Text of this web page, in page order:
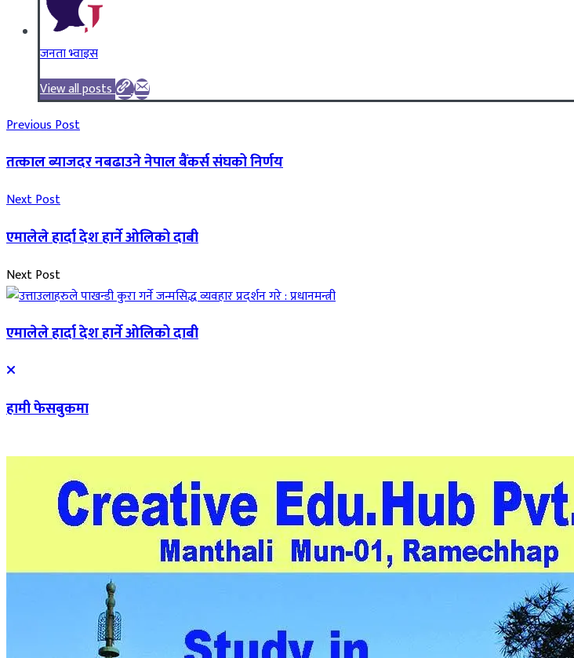
जनता भ्वाइस
View all posts
Previous Post
तत्काल ब्याजदर नबढाउने नेपाल बैंकर्स संघको निर्णय
Next Post
एमालेले हार्दा देश हार्ने ओलिको दाबी
Next Post
एमालेले हार्दा देश हार्ने ओलिको दाबी
हामी फेसबुकमा